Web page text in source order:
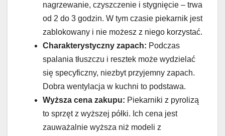
nagrzewanie, czyszczenie i stygnięcie – trwa
od 2 do 3 godzin. W tym czasie piekarnik jest
zablokowany i nie możesz z niego korzystać.
Charakterystyczny zapach: Podczas
spalania tłuszczu i resztek może wydzielać
się specyficzny, niezbyt przyjemny zapach.
Dobra wentylacja w kuchni to podstawa.
Wyższa cena zakupu: Piekarniki z pyrolizą
to sprzęt z wyższej półki. Ich cena jest
zauważalnie wyższa niż modeli z